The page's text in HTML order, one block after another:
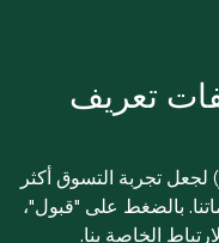
تعريف
لجعل تجربة التسوق أكثر
بالضغط على "قبول"،
الخاصة بنا.